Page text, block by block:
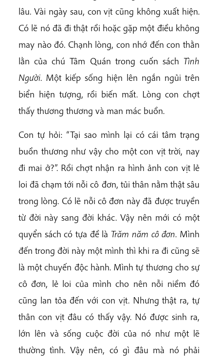
lâu. Vài ngày sau, con vịt cũng không xuất hiện.
Có lẽ nó đã đi thật rồi hoặc gặp một điều không
may nào đó. Chạnh lòng, con nhớ đến con thằn
lằn của chú Tâm Quán trong cuốn sách Tình
Người. Một kiếp sống hiện lên ngắn ngủi trên
biển hiện tượng, rồi biến mất. Lòng con chợt
thấy thương thương và man mác buồn.
Con tự hỏi: “Tại sao mình lại có cái tâm trạng
buồn thương như vậy cho một con vịt trời, nay
đi mai ở?”. Rồi chợt nhận ra hình ảnh con vịt lẻ
loi đã chạm tới nỗi cô đơn, tủi thân nằm thật sâu
trong lòng. Có lẽ nỗi cô đơn này đã được truyền
từ đời này sang đời khác. Vậy nên mới có một
quyển sách có tựa đề là Trăm năm cô đơn. Mình
đến trong đời này một mình thì khi ra đi cũng sẽ
là một chuyến độc hành. Mình tự thương cho sự
cô đơn, lẻ loi của mình cho nên nỗi niềm đó
cũng lan tỏa đến với con vịt. Nhưng thật ra, tự
thân con vịt đâu có thấy vậy. Nó được sinh ra,
lớn lên và sống cuộc đời của nó như một lẽ
thường tình. Vậy nên, có gì đâu mà nó phải